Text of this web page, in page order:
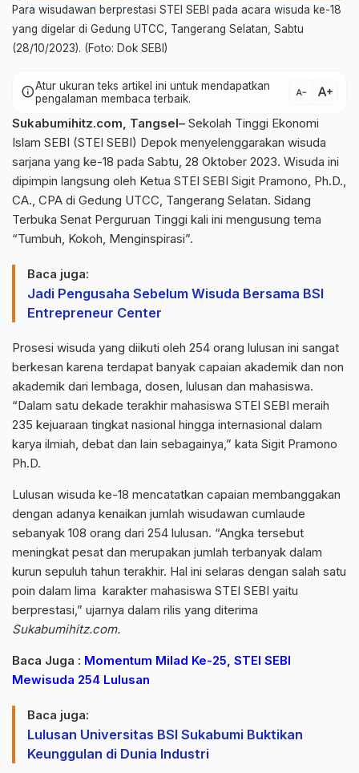
Para wisudawan berprestasi STEI SEBI pada acara wisuda ke-18
yang digelar di Gedung UTCC, Tangerang Selatan, Sabtu
(28/10/2023). (Foto: Dok SEBI)
infoAtur ukuran teks artikel ini untuk mendapatkan
pengalaman membaca terbaik.
text_decrease text_increase
Sukabumihitz.com, Tangsel– Sekolah Tinggi Ekonomi
Islam SEBI (STEI SEBI) Depok menyelenggarakan wisuda
sarjana yang ke-18 pada Sabtu, 28 Oktober 2023. Wisuda ini
dipimpin langsung oleh Ketua STEI SEBI Sigit Pramono, Ph.D.,
CA., CPA di Gedung UTCC, Tangerang Selatan. Sidang
Terbuka Senat Perguruan Tinggi kali ini mengusung tema
“Tumbuh, Kokoh, Menginspirasi”.
Baca juga:
Jadi Pengusaha Sebelum Wisuda Bersama BSI
Entrepreneur Center
Prosesi wisuda yang diikuti oleh 254 orang lulusan ini sangat
berkesan karena terdapat banyak capaian akademik dan non
akademik dari lembaga, dosen, lulusan dan mahasiswa.
“Dalam satu dekade terakhir mahasiswa STEI SEBI meraih
235 kejuaraan tingkat nasional hingga internasional dalam
karya ilmiah, debat dan lain sebagainya,” kata Sigit Pramono
Ph.D.
Lulusan wisuda ke-18 mencatatkan capaian membanggakan
dengan adanya kenaikan jumlah wisudawan cumlaude
sebanyak 108 orang dari 254 lulusan. “Angka tersebut
meningkat pesat dan merupakan jumlah terbanyak dalam
kurun sepuluh tahun terakhir. Hal ini selaras dengan salah satu
poin dalam lima karakter mahasiswa STEI SEBI yaitu
berprestasi,” ujarnya dalam rilis yang diterima
Sukabumihitz.com.
Baca Juga : Momentum Milad Ke-25, STEI SEBI
Mewisuda 254 Lulusan
Baca juga:
Lulusan Universitas BSI Sukabumi Buktikan
Keunggulan di Dunia Industri